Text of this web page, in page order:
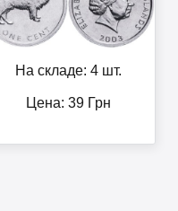
На складе: 4 шт.
Цена: 39Грн